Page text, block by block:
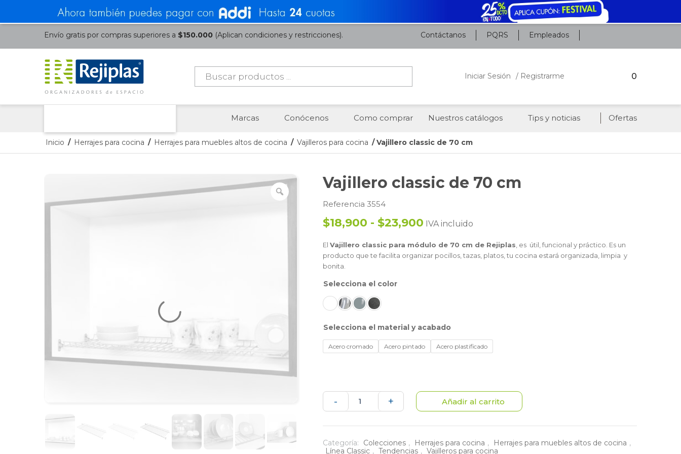
Envío gratis por compras superiores a $150.000 (Aplican condiciones y restricciones). Contáctanos PQRS Empleados
Búsqueda
productos
Iniciar Sesión / Registrarme 0
Marcas Conócenos Como comprar Nuestros catálogos Tips y noticias Ofertas
Inicio / Herrajes para cocina / Herrajes para muebles altos de cocina / Vajilleros para cocina / Vajillero classic de 70 cm
Vajillero classic de 70 cm
Referencia 3554
$18,900 - $23,900 IVA incluido
El Vajillero classic para módulo de 70 cm de Rejiplas , es útil, funcional y práctico. Es un
producto que te facilita organizar pocillos, tazas, platos, tu cocina estará organizada, limpia y
bonita.
color
material y acabado
Acero cromado Acero pintado Acero plastificado
-
Vajillero
de
+ Añadir al carrito
Categoría: Colecciones , Herrajes para cocina , Herrajes para muebles altos de cocina ,
Línea Classic , Tendencias , Vajilleros para cocina